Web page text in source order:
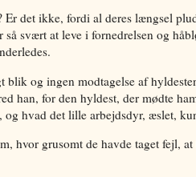
Er det ikke, fordi al deres længsel
svært at leve i fornedrelsen og
og ingen modtagelse af
han, for den hyldest, der mødte
og hvad det lille arbejdsdyr, æslet,
hvor grusomt de havde taget fejl,